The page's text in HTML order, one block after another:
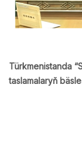
Türkmenistanda
taslamalaryň